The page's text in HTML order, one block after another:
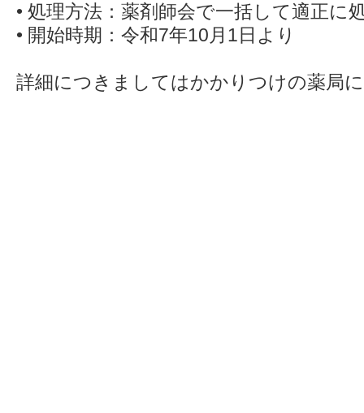
• 処理方法：薬剤師会で一括して適正に
• 開始時期：令和7年10月1日より
詳細につきましてはかかりつけの薬局